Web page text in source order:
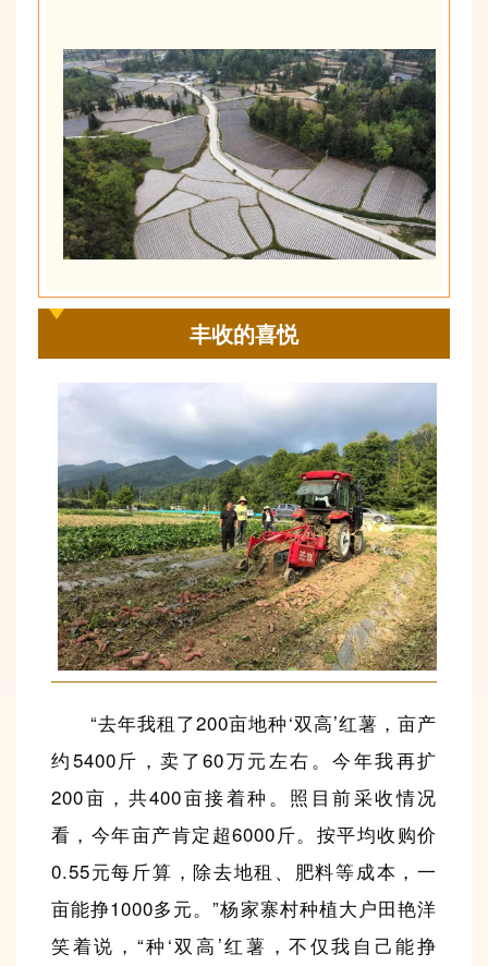
丰收的喜悦
“去年我租了200亩地种‘双高’红薯，亩产
约5400斤，卖了60万元左右。今年我再扩
200亩，共400亩接着种。照目前采收情况
看，今年亩产肯定超6000斤。按平均收购价
0.55元每斤算，除去地租、肥料等成本，一
亩能挣1000多元。”杨家寨村种植大户田艳洋
笑着说，“种‘双高’红薯，不仅我自己能挣